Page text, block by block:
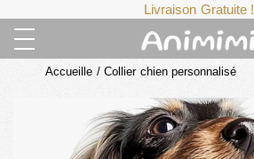
Livraison Gratuite !
Accueille / Collier chien personnalisé